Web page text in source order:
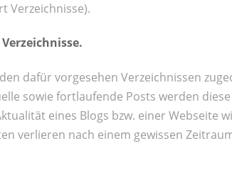
Verzeichnisse).
dafür vorgesehen Verzeichnissen
sowie fortlaufende Posts werden
eines Blogs bzw. einer Webseite
verlieren nach einem gewissen